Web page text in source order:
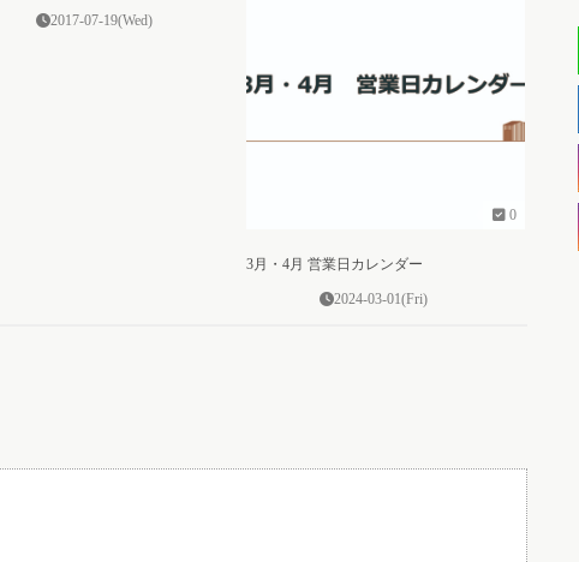
2017-07-19(Wed)
0
3月・4月 営業日カレンダー
2024-03-01(Fri)